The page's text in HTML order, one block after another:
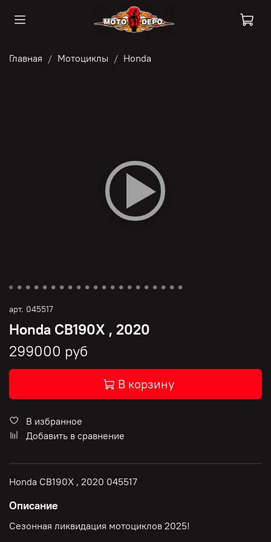
Главная Мотоциклы Honda
арт. 045517
Honda CB190X , 2020
299000 руб
В корзину
В избранное
Добавить в сравнение
Honda CB190X , 2020 045517
Описание
Сезонная ликвидация мотоциклов 2025!